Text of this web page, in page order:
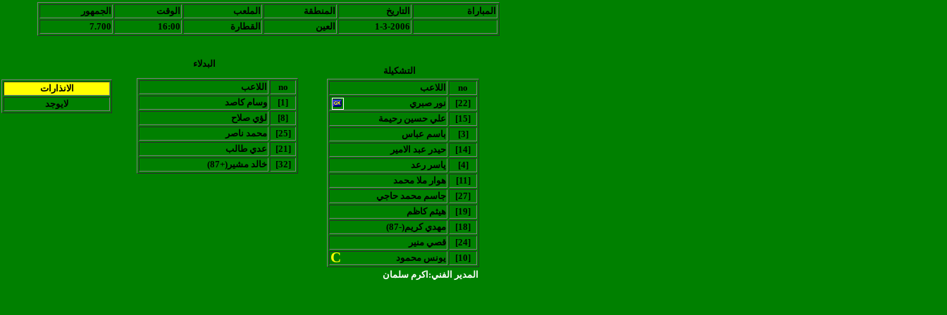
الجمهور الوقت الملعب المنطقة التاريخ
المباراة
7.700
16:00 القطارة العين 1-3-2006
الانذارات
لايوجد
التشكيلة
البدلاء
المدير الفني:اكرم سلمان
اللاعب
no
نور صبري
[22]
علي حسين رحيمة
[15]
باسم عباس
[3]
حيدر عبد الامير
[14]
ياسر رعد
[4]
هوار ملا محمد
[11]
جاسم محمد حاجي
[27]
هيثم كاظم
[19]
(مهدي كريم(-87
[18]
قصي منير
[24]
يونس محمود
[10]
C
اللاعب
no
وسام كاصد
[1]
لؤي صلاح
[8]
محمد ناصر
[25]
عدي طالب
[21]
(خالد مشير(+87
[32]